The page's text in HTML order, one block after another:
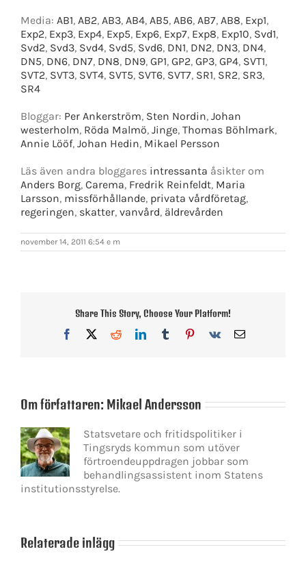
Media: AB1, AB2, AB3, AB4, AB5, AB6, AB7, AB8, Exp1,
Exp2, Exp3, Exp4, Exp5, Exp6, Exp7, Exp8, Exp10, Svd1,
Svd2, Svd3, Svd4, Svd5, Svd6, DN1, DN2, DN3, DN4,
DN5, DN6, DN7, DN8, DN9, GP1, GP2, GP3, GP4, SVT1,
SVT2, SVT3, SVT4, SVT5, SVT6, SVT7, SR1, SR2, SR3,
SR4
Bloggar: Per Ankerström, Sten Nordin, Johan
westerholm, Röda Malmö, Jinge, Thomas Böhlmark,
Annie Lööf, Johan Hedin, Mikael Persson
Läs även andra bloggares intressanta åsikter om
Anders Borg, Carema, Fredrik Reinfeldt, Maria
Larsson, missförhållande, privata vårdföretag,
regeringen, skatter, vanvård, äldrevården
november 14, 2011 6:54 e m
Share This Story, Choose Your Platform!
Facebook
X RedditLinkedInTumblrPinterest
Vk
E-
Om författaren: Mikael Andersson
Statsvetare och fritidspolitiker i
Tingsryds kommun som utöver
förtroendeuppdragen jobbar som
behandlingsassistent inom Statens
institutionsstyrelse.
Relaterade inlägg